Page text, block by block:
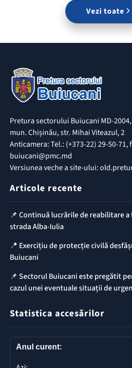
Vezi toate
Pretura sectorului Buiucani MD-
mun. Chișinău, str. Mihai Viteazul, 2
Anticamera: Tel.: (+373-22) 29-50-71,
buiucani@pmc.md
Versiunea veche a site-ului:
Articole recente
📌 Continuă lucrările de reabilitare
strada Alba-Iulia
📍 Exercițiu de protecție civilă
Buiucani
📌 Sectorul Buiucani este pregătit
cazul unei eventuale situații de
Statistica accesărilor
Anul curent: